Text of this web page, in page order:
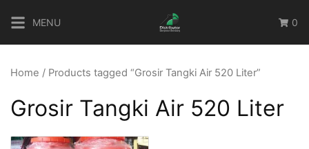
content
MENU 0
Home / Products tagged “Grosir Tangki Air 520 Liter”
Grosir Tangki Air 520 Liter